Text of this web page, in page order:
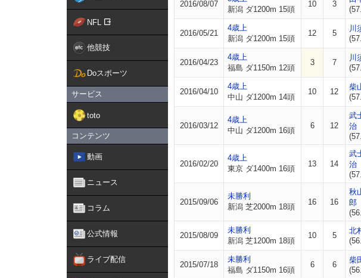
NFL
他競技
Doスポーツ
サービス
toto
コンテンツ
動画
ニュース
コラム
公式情報
ライブ配信
2016/08/07
新潟 ダ1200m 15頭
10 3
2016/05/21
4歳上
新潟 ダ1200m 15頭
12 5
川
2016/04/23
4歳上
福島 ダ1150m 12頭
3 7
川
2016/04/10
4歳上
中山 ダ1200m 14頭
10 12
柴
2016/03/12
4歳上
中山 ダ1200m 16頭
6 12
武
治
2016/02/20
4歳上
東京 ダ1400m 16頭
13 14
武
治
2015/09/06
未勝利
新潟 芝2000m 18頭
16 16
秋
郎
2015/08/09
未勝利
新潟 芝1200m 18頭
10 5
北
2015/07/18
未勝利
福島 ダ1150m 16頭
6 6
柴